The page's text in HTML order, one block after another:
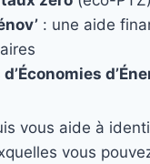
: une aide
vous aide à
vous